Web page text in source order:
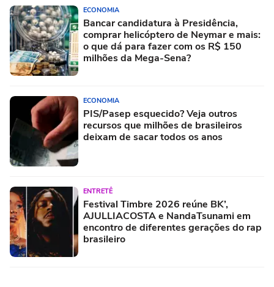
ECONOMIA
Bancar candidatura à Presidência,
comprar helicóptero de Neymar e mais:
o que dá para fazer com os R$ 150
milhões da Mega-Sena?
ECONOMIA
PIS/Pasep esquecido? Veja outros
recursos que milhões de brasileiros
deixam de sacar todos os anos
ENTRETÊ
Festival Timbre 2026 reúne BK’,
AJULLIACOSTA e NandaTsunami em
encontro de diferentes gerações do rap
brasileiro